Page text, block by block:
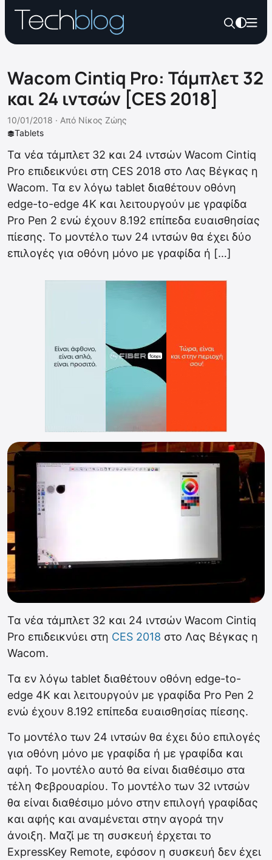
Wacom Cintiq Pro: Τάμπλετ 32
και 24 ιντσών [CES 2018]
Tablets
10/01/2018 · Από Νίκος Ζώης
Τα νέα τάμπλετ 32 και 24 ιντσών Wacom Cintiq
Pro επιδεικνύει στη CES 2018 στο Λας Βέγκας η
Wacom. Τα εν λόγω tablet διαθέτουν οθόνη
edge-to-edge 4K και λειτουργούν με γραφίδα
Pro Pen 2 ενώ έχουν 8.192 επίπεδα ευαισθησίας
πίεσης. Το μοντέλο των 24 ιντσών θα έχει δύο
επιλογές για οθόνη μόνο με γραφίδα ή […]
Τα νέα τάμπλετ 32 και 24 ιντσών Wacom Cintiq
Pro επιδεικνύει στη CES 2018 στο Λας Βέγκας η
Wacom.
Τα εν λόγω tablet διαθέτουν οθόνη edge-to-
edge 4K και λειτουργούν με γραφίδα Pro Pen 2
ενώ έχουν 8.192 επίπεδα ευαισθησίας πίεσης.
Το μοντέλο των 24 ιντσών θα έχει δύο επιλογές
για οθόνη μόνο με γραφίδα ή με γραφίδα και
αφή. Το μοντέλο αυτό θα είναι διαθέσιμο στα
τέλη Φεβρουαρίου. Το μοντέλο των 32 ιντσών
θα είναι διαθέσιμο μόνο στην επιλογή γραφίδας
και αφής και αναμένεται στην αγορά την
άνοιξη. Μαζί με τη συσκευή έρχεται το
ExpressKey Remote, εφόσον η συσκευή δεν έχει